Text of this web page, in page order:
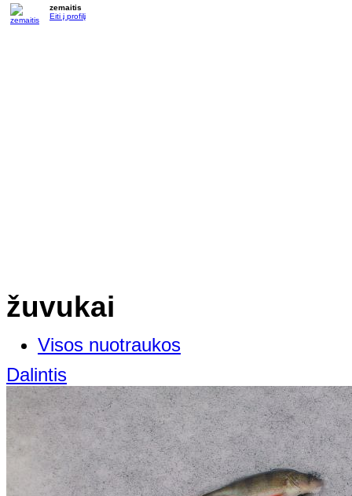
zemaitis
Eiti į profilį
žuvukai
Visos nuotraukos
Dalintis